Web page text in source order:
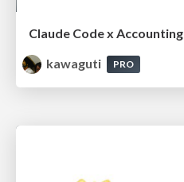
Claude Code x Accounting
kawaguti
PRO